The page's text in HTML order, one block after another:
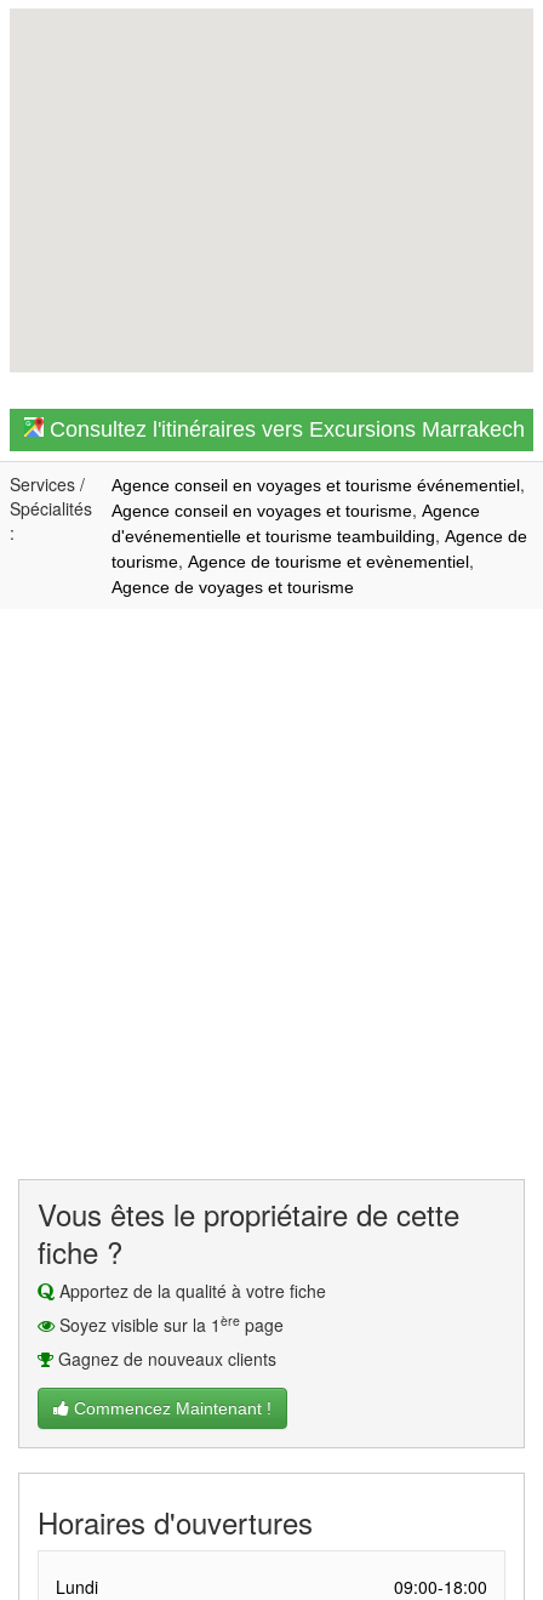
Consultez l'itinéraires vers Excursions Marrakech
Services /
Spécialités
:
Agence conseil en voyages et tourisme événementiel,
Agence conseil en voyages et tourisme, Agence
d'evénementielle et tourisme teambuilding, Agence de
tourisme, Agence de tourisme et evènementiel,
Agence de voyages et tourisme
Vous êtes le propriétaire de cette
fiche ?
Apportez de la qualité à votre fiche
Soyez visible sur la 1 ère page
Gagnez de nouveaux clients
Commencez Maintenant !
Horaires d'ouvertures
Lundi
09:00-18:00